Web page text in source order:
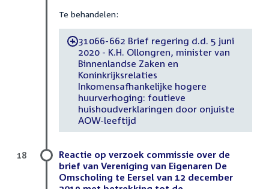
Te behandelen:
-31066-662 Brief regering d.d. 5 juni
2020 - K.H. Ollongren, minister van
Binnenlandse Zaken en
Koninkrijksrelaties
Inkomensafhankelijke hogere
huurverhoging: foutieve
huishoudverklaringen door onjuiste
AOW-leeftijd
Reactie op verzoek commissie over de
brief van Vereniging van Eigenaren De
Omscholing te Eersel van 12 december
18